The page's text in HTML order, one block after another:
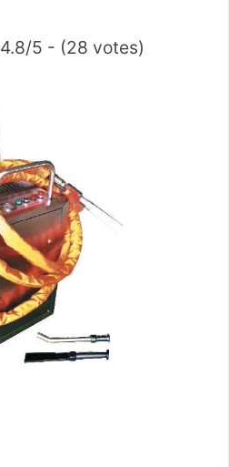
4.8/5 - (28 votes)